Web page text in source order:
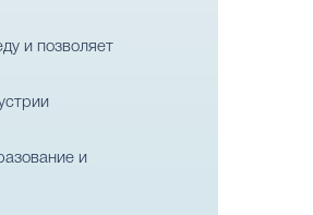
и позволяет
и